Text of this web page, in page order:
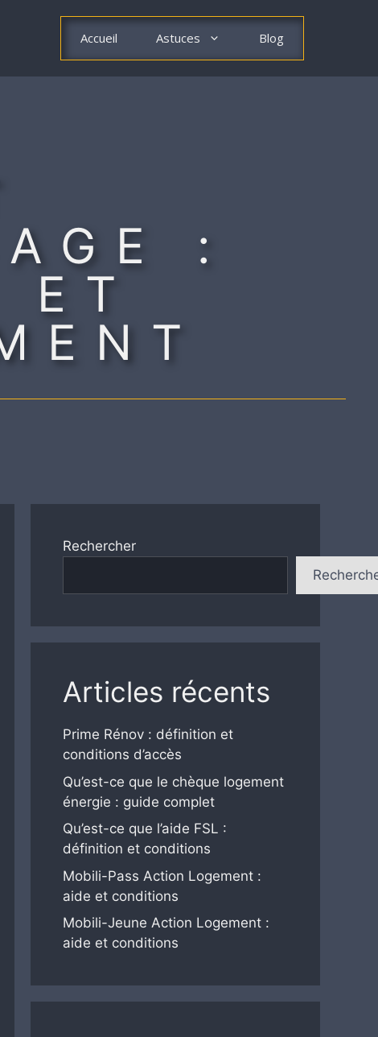
Accueil Astuces Blog
:
ET
Rechercher
Articles récents
Prime Rénov : définition et
conditions d’accès
Qu’est-ce que le chèque logement
énergie : guide complet
Qu’est-ce que l’aide FSL :
définition et conditions
Mobili-Pass Action Logement :
aide et conditions
Mobili-Jeune Action Logement :
aide et conditions